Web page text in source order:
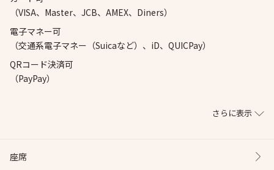
（VISA、Master、JCB、AMEX、Diners）
電子マネー可
（交通系電子マネー（Suicaなど）、iD、QUICPay）
QRコード決済可
（PayPay）
さらに表示
座席